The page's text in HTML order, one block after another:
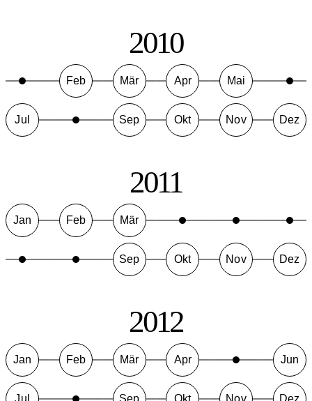
2010
Feb Mär Apr Mai
Jul Sep Okt Nov Dez
2011
Jan Feb Mär
Sep Okt Nov Dez
2012
Jan Feb Mär Apr Jun
Jul Sep Okt Nov Dez